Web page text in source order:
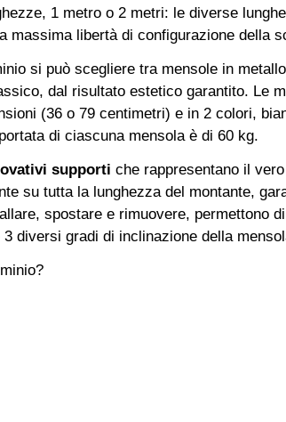
1 metro o 2 metri: le diverse
massima libertà di configurazione della
si può scegliere tra mensole in
dal risultato estetico garantito. Le
(36 o 79 centimetri) e in 2 colori,
di ciascuna mensola è di 60 kg.
supporti che rappresentano il
su tutta la lunghezza del montante,
spostare e rimuovere, permettono
diversi gradi di inclinazione della